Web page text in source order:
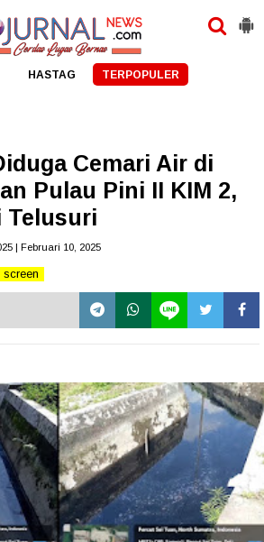
HASTAG TERPOPULER
Cemari Air di
Pulau Pini II KIM 2,
Telusuri
| Februari 10, 2025
screen